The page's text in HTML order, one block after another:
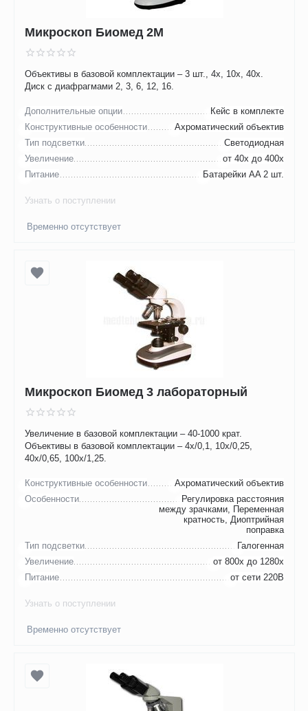
Микроскоп Биомед 2М
Объективы в базовой комплектации – 3 шт., 4х, 10х, 40х.
Диск с диафрагмами 2, 3, 6, 12, 16.
Дополнительные опции
Кейс в комплекте
Конструктивные особенности
Ахроматический объектив
Тип подсветки
Светодиодная
Увеличение
от 40х до 400х
Питание
Батарейки AA 2 шт.
Узнать о поступлении
Временно отсутствует
Микроскоп Биомед 3 лабораторный
Увеличение в базовой комплектации – 40-1000 крат.
Объективы в базовой комплектации – 4х/0,1, 10х/0,25,
40х/0,65, 100х/1,25.
Конструктивные особенности
Ахроматический объектив
Особенности
Регулировка расстояния
между зрачками, Переменная
кратность, Диоптрийная
поправка
Тип подсветки
Галогенная
Увеличение
от 800х до 1280х
Питание
от сети 220В
Узнать о поступлении
Временно отсутствует